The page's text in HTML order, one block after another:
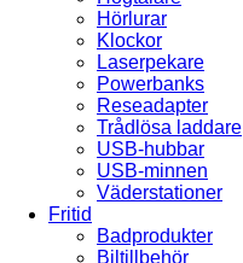
Hörlurar
Klockor
Laserpekare
Powerbanks
Reseadapter
Trådlösa laddare
USB-hubbar
USB-minnen
Väderstationer
Fritid
Badprodukter
Biltillbehör